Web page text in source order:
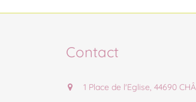
Contact
1 Place de l'Eglise, 44690